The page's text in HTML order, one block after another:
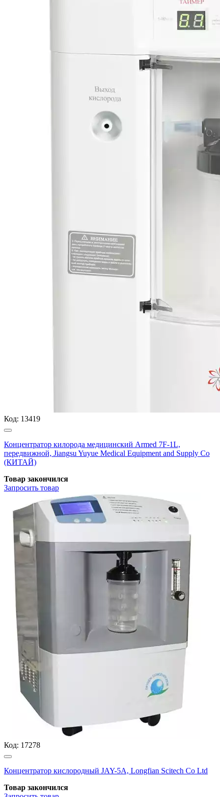
Код: 13419
Концентратор килорода медицинский Armed 7F-1L,
передвижной, Jiangsu Yuyue Medical Equipment and Supply Co
(КИТАЙ)
Товар закончился
Запросить товар
Код: 17278
Концентратор кислородный JAY-5А, Longfian Scitech Co Ltd
Товар закончился